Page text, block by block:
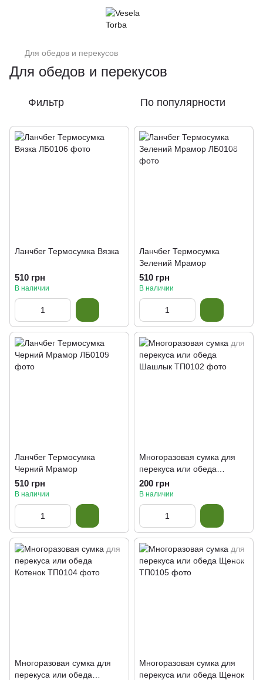
Для обедов и перекусов
Для обедов и перекусов
Фильтр По популярности
Ланчбег Термосумка Вязка
510 грн
В наличии
Ланчбег Термосумка
Зелений Мрамор
510 грн
В наличии
Ланчбег Термосумка
Черний Мрамор
510 грн
В наличии
Многоразовая сумка для
перекуса или обеда
Шашлык
200 грн
В наличии
Многоразовая сумка для
перекуса или обеда
Многоразовая сумка для
перекуса или обеда Щенок